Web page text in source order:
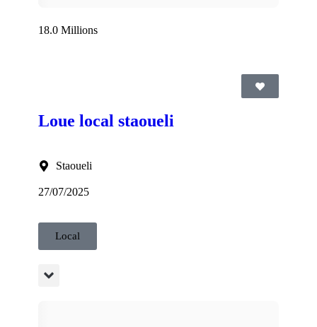
18.0 Millions
Loue local staoueli
Staoueli
27/07/2025
Local